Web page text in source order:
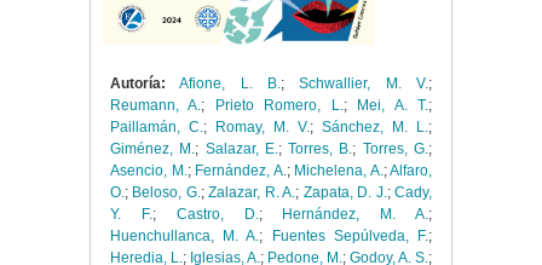
Autoría: Afione, L. B.;Schwallier, M. V.;
Reumann, A.; Prieto Romero, L.; Mei, A. T.;
Paillamán, C.; Romay, M. V.; Sánchez, M. L.;
Giménez, M.; Salazar, E.;Torres, B.; Torres, G.;
Asencio, M.; Fernández, A.; Michelena, A.;Alfaro,
O.; Beloso, G.;Zalazar, R. A.; Zapata, D. J.;Cady,
Y. F.; Castro, D.; Hernández, M. A.;
Huenchullanca, M. A.; Fuentes Sepúlveda, F.;
Heredia, L.; Iglesias, A.; Pedone, M.; Godoy, A. S.;